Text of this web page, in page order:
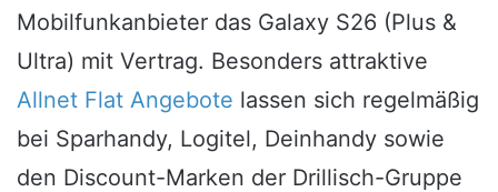
Mobilfunkanbieter das Galaxy S26 (Plus &
Ultra) mit Vertrag. Besonders attraktive
Allnet Flat Angebote lassen sich regelmäßig
bei Sparhandy, Logitel, Deinhandy sowie
den Discount-Marken der Drillisch-Gruppe